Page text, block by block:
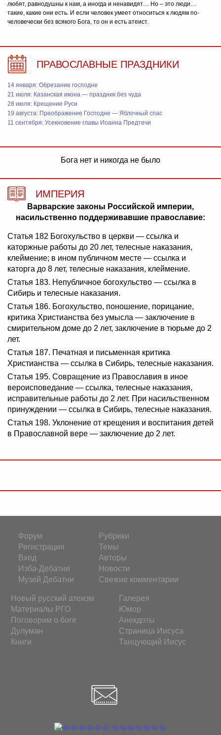
любят, равнодушны к нам, а иногда и ненавидят… Но – это люди…
такие, какие они есть. И если человек умеет относиться к людям по-
человечески без всякого Бога, то он и есть атеист.
ПРАВОСЛАВНЫЕ ПРАЗДНИКИ
14 января: Обрезание господне
21 июля: Казанская икона — праздник без чуда
28 июля: Крещение Руси
19 августа: Преображение Господне — Яблочный спас
11 сентября: Усекновение главы Иоанна Предтечи
Бога нет и никогда не было
ИМПЕРИЯ
Варварские законы Российской империи,
насильственно поддерживавшие православие:
Статья 182 Богохульство в церкви — ссылка и
каторжные работы до 20 лет, телесные наказания,
клеймение; в ином публичном месте — ссылка и
каторга до 8 лет, телесные наказания, клеймение.
Статья 183. Непубличное богохульство — ссылка в
Сибирь и телесные наказания.
Статья 186. Богохульство, поношение, порицание,
критика Христианства без умысла — заключение в
смирительном доме до 2 лет, заключение в тюрьме до 2
лет.
Статья 187. Печатная и письменная критика
Христианства — ссылка в Сибирь, телесные наказания.
Статья 195. Совращение из Православия в иное
вероисповедание — ссылка, телесные наказания,
исправительные работы до 2 лет. При насильственном
принуждении — ссылка в Сибирь, телесные наказания.
Статья 198. Уклонение от крещения и воспитания детей
в Православной вере — заключение до 2 лет.
Форум
Регистрация
Вход
Изба-Дебатня
Музей Дебатни
Рубрики
Темы
Авторы
Новости
Свежие комментарии
Новый русский атеизм
Материалы РГО
Поговорим о боге
Дулуман
Книги
Галерея
Юмор
Анекдоты
Страница Иисуса
Танцующий Иисус